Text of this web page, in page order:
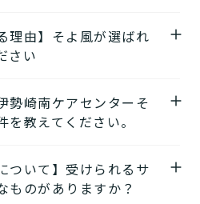
ーそよ風
ーそよ風の公式ページで
囲気をご確認いただけま
理由】そよ風が選ばれ
さい
サービス
建物の中で複数の介護サ
ビスに移行することがで
勢崎南ケアセンターそ
教えてください。
護 認知症相談可
ついて】受けられるサ
ものがありますか？